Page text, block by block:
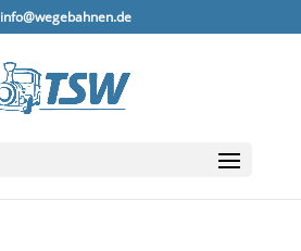
info@wegebahnen.de